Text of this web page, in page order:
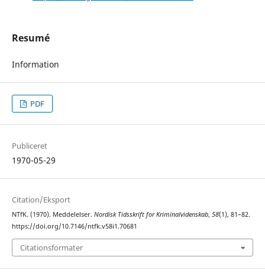
Resumé
Information
PDF
Publiceret
1970-05-29
Citation/Eksport
NTfK. (1970). Meddelelser. Nordisk Tidsskrift for Kriminalvidenskab, 58(1), 81–82.
https://doi.org/10.7146/ntfk.v58i1.70681
Citationsformater